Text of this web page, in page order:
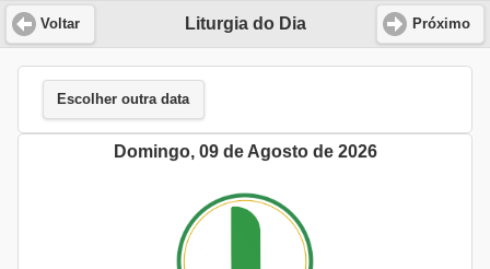
Liturgia do Dia
Voltar Próximo
Escolher outra data
Domingo, 09 de Agosto de 2026